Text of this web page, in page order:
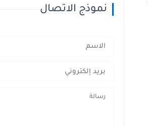
نموذج الاتصال